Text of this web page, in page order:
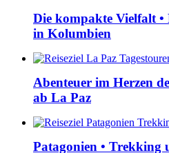
Die kompakte Vielfalt •
in Kolumbien
Abenteuer im Herzen
ab La Paz
Patagonien • Trekking